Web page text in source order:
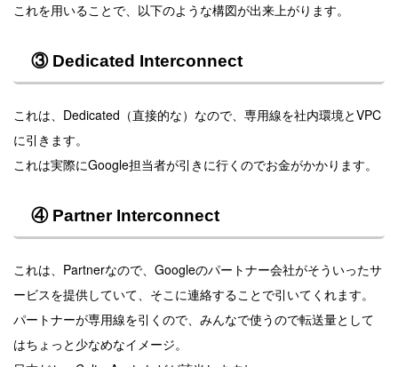
これを用いることで、以下のような構図が出来上がります。
③ Dedicated Interconnect
これは、Dedicated（直接的な）なので、専用線を社内環境とVPC
に引きます。
これは実際にGoogle担当者が引きに行くのでお金がかかります。
④ Partner Interconnect
これは、Partnerなので、Googleのパートナー会社がそういったサ
ービスを提供していて、そこに連絡することで引いてくれます。
パートナーが専用線を引くので、みんなで使うので転送量として
はちょっと少なめなイメージ。